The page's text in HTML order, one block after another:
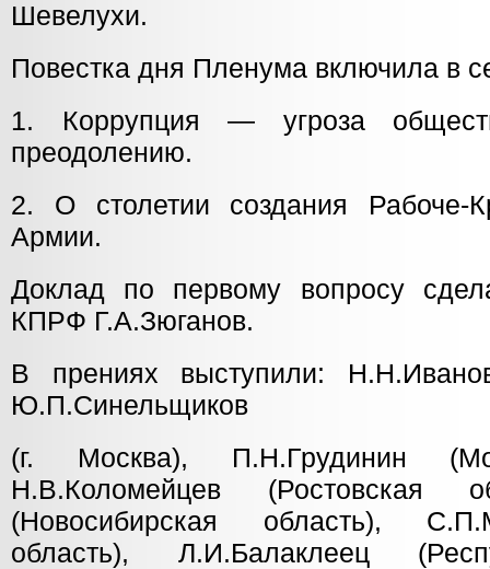
Шевелухи.
Повестка дня Пленума включила в
1. Коррупция — угроза
преодолению.
2. О столетии создания Рабоче-
Армии.
Доклад по первому вопросу
КПРФ Г.А.Зюганов.
В прениях выступили:
Ю.П.Синельщиков
(г. Москва), П.Н.Грудинин
Н.В.Коломейцев (Ростовская
(Новосибирская область),
область), Л.И.Балаклеец